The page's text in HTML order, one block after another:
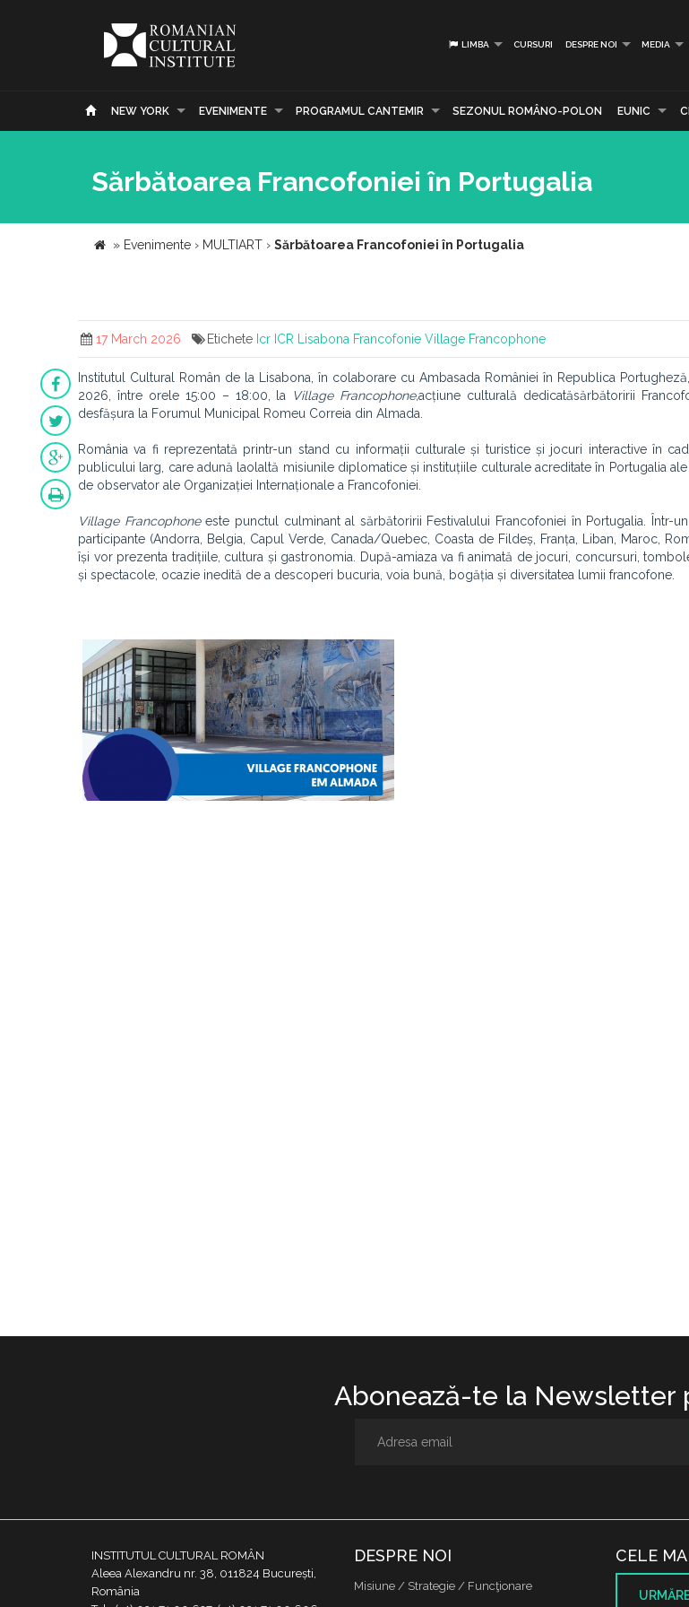
LIMBA CURSURI DESPRE NOI MEDIA
NEW YORK EVENIMENTE PROGRAMUL CANTEMIR SEZONUL ROMÂNO-POLON EUNIC
Sărbătoarea Francofoniei în Portugalia
» Evenimente › MULTIART › Sărbătoarea Francofoniei în Portugalia
17 March 2026 Etichete Icr ICR Lisabona Francofonie Village Francophone
Institutul Cultural Român de la Lisabona, în colaborare cu Ambasada României în Republica
2026, între orele 15:00 – 18:00, la
Village Francophone,acțiune culturală dedicatăsărbătoririi
desfășura la Forumul Municipal Romeu Correia din Almada.
România va fi reprezentată printr-un stand cu informații culturale și turistice și jocuri interactive în
publicului larg, care adună laolaltă misiunile diplomatice și instituțiile culturale acreditate în Portugalia
de observator ale Organizației Internaționale a Francofoniei.
Village Francophoneeste punctul culminant al sărbătoririi Festivalului Francofoniei în Portugalia. Într-
participante (Andorra, Belgia, Capul Verde, Canada/Quebec, Coasta de Fildeș, Franța, Liban, Maroc,
își vor prezenta tradițiile, cultura și gastronomia. După-amiaza va fi animată de jocuri, concursuri,
și spectacole, ocazie inedită de a descoperi bucuria, voia bună, bogăția și diversitatea lumii francofone.
Abonează-te la Newsletter
INSTITUTUL CULTURAL ROMÂN
Aleea Alexandru nr. 38, 011824 București,
România
DESPRE NOI
Misiune / Strategie / Funcţionare
CELE